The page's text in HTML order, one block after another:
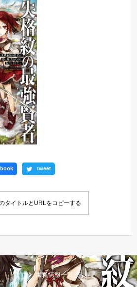
tweet
タイトルとURLをコピーする
書籍情報一覧